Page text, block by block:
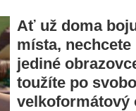
Ať už doma
místa,
jediné
toužíte po
velkoformátový